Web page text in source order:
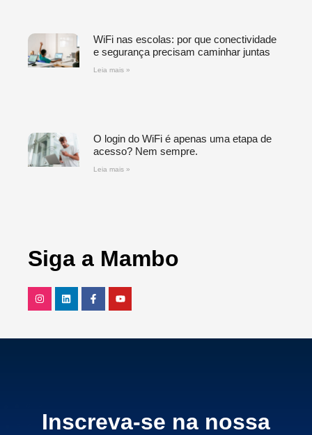
WiFi nas escolas: por que conectividade
e segurança precisam caminhar juntas
Leia mais »
O login do WiFi é apenas uma etapa de
acesso? Nem sempre.
Leia mais »
Siga a Mambo
Inscreva-se na nossa